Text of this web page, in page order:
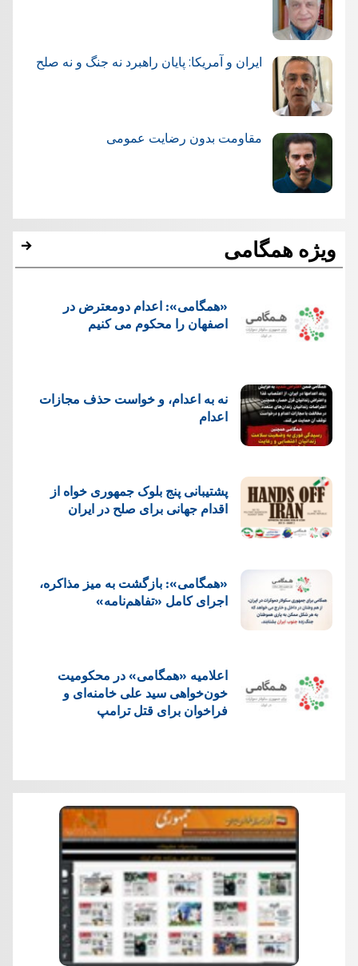
ایران و آمریکا: پایان راهبرد نه جنگ و نه صلح
مقاومت بدون رضایت عمومی
ویژه همگامی
«همگامی»: اعدام دومعترض در
اصفهان را محکوم می کنیم
نه به اعدام، و خواست حذف مجازات
اعدام
پشتيبانی پنج بلوک جمهوری خواه از
اقدام جهانی برای صلح در ایران
«همگامی»: بازگشت به میز مذاکره،
اجرای کامل «تفاهم‌نامه»
اعلامیه «همگامی» در محکومیت
خون‌خواهی سید علی خامنه‌ای و
فراخوان برای قتل ترامپ